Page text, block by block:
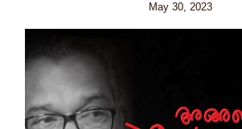
May 30, 2023